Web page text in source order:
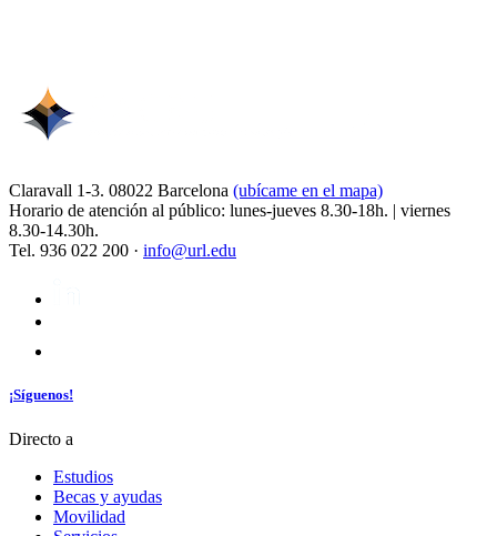
Claravall 1-3. 08022 Barcelona (ubícame en el mapa)
Horario de atención al público: lunes-jueves 8.30-18h. | viernes
8.30-14.30h.
Tel. 936 022 200 · info@url.edu
¡Síguenos!
Directo a
Estudios
Becas y ayudas
Movilidad